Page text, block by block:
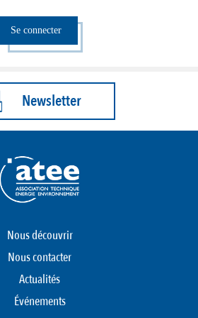
Se connecter
Newsletter
Nous découvrir
Nous contacter
Actualités
Événements